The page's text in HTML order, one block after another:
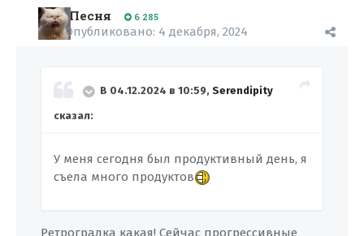
Песня 6 285
Опубликовано: 4 декабря, 2024
В 04.12.2024 в 10:59, Serendipity
сказал:
У меня сегодня был продуктивный день, я
съела много продуктов
Ретроградка какая! Сейчас прогрессивные